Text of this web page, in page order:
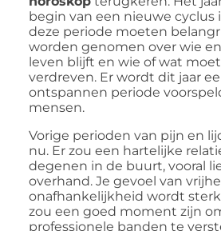
begin van een nieuwe cyclus
deze periode moeten
worden genomen over wie
leven blijft en wie of wat
verdreven. Er wordt dit jaar
ontspannen periode
mensen.
Vorige perioden van pijn en
nu. Er zou een hartelijke
degenen in de buurt, vooral
overhand. Je gevoel van
onafhankelijkheid wordt
zou een goed moment zijn
professionele banden te